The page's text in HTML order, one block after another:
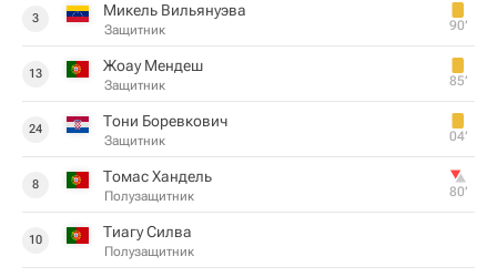
3 Микель Вильянуэва
Защитник 90‎’‎
13 Жоау Мендеш
Защитник 85‎’‎
24 Тони Боревкович
Защитник 04‎’‎
8 Томас Хандель
Полузащитник 80‎’‎
10 Тиагу Силва
Полузащитник